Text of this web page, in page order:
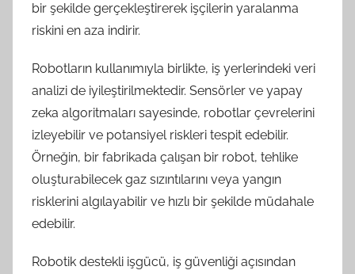
bir şekilde gerçekleştirerek işçilerin yaralanma
riskini en aza indirir.
Robotların kullanımıyla birlikte, iş yerlerindeki veri
analizi de iyileştirilmektedir. Sensörler ve yapay
zeka algoritmaları sayesinde, robotlar çevrelerini
izleyebilir ve potansiyel riskleri tespit edebilir.
Örneğin, bir fabrikada çalışan bir robot, tehlike
oluşturabilecek gaz sızıntılarını veya yangın
risklerini algılayabilir ve hızlı bir şekilde müdahale
edebilir.
Robotik destekli işgücü, iş güvenliği açısından